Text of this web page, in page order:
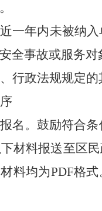
近一年内未被纳
全事故或服务对
行政法规规定的
报名。鼓励符合
材料报送至区
料均为PDF格